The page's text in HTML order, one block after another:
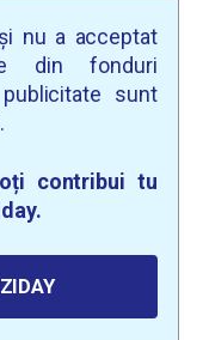
nu a acceptat
din fonduri
sunt
contribui tu